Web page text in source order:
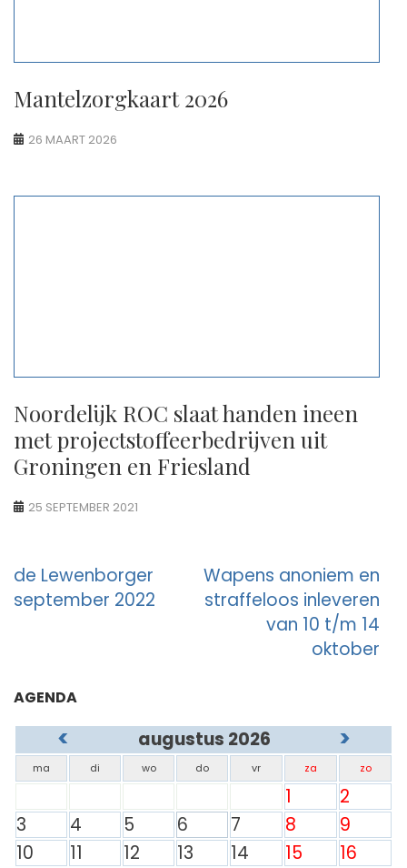
Mantelzorgkaart 2026
26 MAART 2026
Noordelijk ROC slaat handen ineen
met projectstoffeerbedrijven uit
Groningen en Friesland
25 SEPTEMBER 2021
Berichtnavigatie
de Lewenborger
september 2022
Wapens anoniem en
straffeloos inleveren
van 10 t/m 14
oktober
AGENDA
< augustus 2026 >
ma di wo do vr za zo
1
2
3
4 5 6 7 8
9
10
11 12 13 14 15
16